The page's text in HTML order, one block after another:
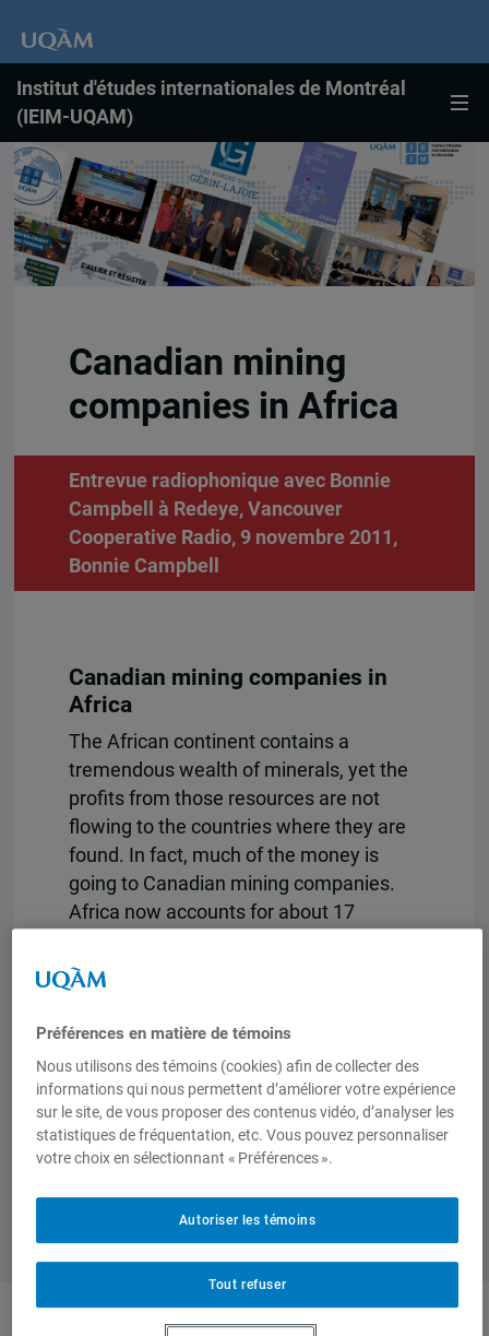
Institut d'études internationales de Montréal
(IEIM-UQAM)
Canadian mining
companies in Africa
Entrevue radiophonique avec Bonnie
Campbell à Redeye, Vancouver
Cooperative Radio, 9 novembre 2011,
Bonnie Campbell
Canadian mining companies in
Africa
The African continent contains a
tremendous wealth of minerals, yet the
profits from those resources are not
flowing to the countries where they are
found. In fact, much of the money is
going to Canadian mining companies.
Africa now accounts for about 17
abroad, up from 11 percent in 2001.
Bonnie Campbell is a professor of
political economy at the Department of
Political Science at the University of
Québec in Montreal.
Préférences en matière de témoins
Nous utilisons des témoins (cookies) afin de collecter des
informations qui nous permettent d’améliorer votre expérience
sur le site, de vous proposer des contenus vidéo, d’analyser les
statistiques de fréquentation, etc. Vous pouvez personnaliser
votre choix en sélectionnant « Préférences ».
Tout refuser
Autoriser les témoins